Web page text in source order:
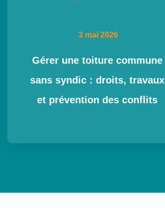
3 mai 2026
Gérer une toiture commune
sans syndic : droits, travaux
et prévention des conflits